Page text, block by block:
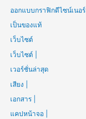
ออกแบบกราฟิกดีไซน์เนอร์
เป็นของแท้
เว็บไซต์
เว็บไซต์ |
เวอร์ชั่นล่าสุด
เสียง |
เอกสาร |
แคปหน้าจอ |